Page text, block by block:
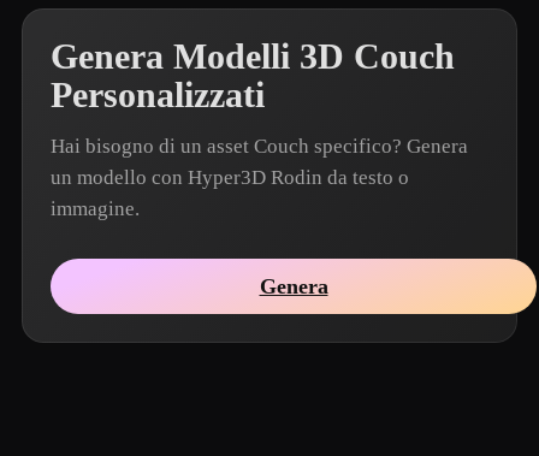
Genera Modelli 3D Couch
Personalizzati
Hai bisogno di un asset Couch specifico? Genera
un modello con Hyper3D Rodin da testo o
immagine.
Genera